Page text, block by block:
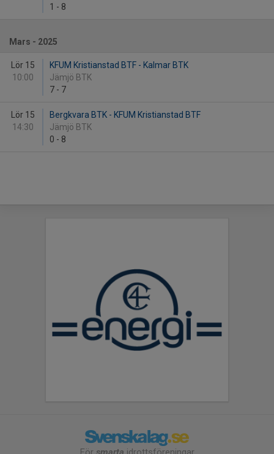
1 - 8
Mars - 2025
Lör 15
10:00
KFUM Kristianstad BTF - Kalmar BTK
Jämjö BTK
7 - 7
Lör 15
14:30
Bergkvara BTK - KFUM Kristianstad BTF
Jämjö BTK
0 - 8